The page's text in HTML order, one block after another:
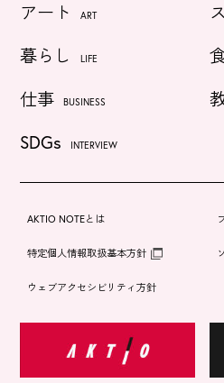
アート ART
暮らし LIFE
仕事 BUSINESS
SDGs INTERVIEW
AKTIO NOTEとは
特定個人情報取扱基本方針
ウェブアクセシビリティ方針